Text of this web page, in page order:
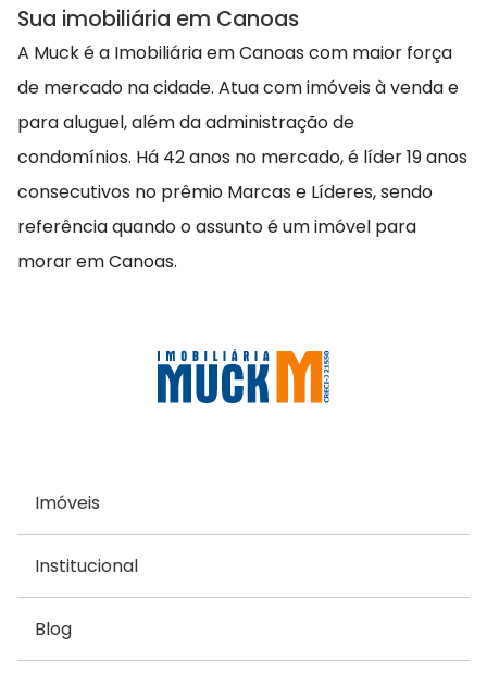
Sua imobiliária em Canoas
A Muck é a Imobiliária em Canoas com maior força
de mercado na cidade. Atua com imóveis à venda e
para aluguel, além da administração de
condomínios. Há 42 anos no mercado, é líder 19 anos
consecutivos no prêmio Marcas e Líderes, sendo
referência quando o assunto é um imóvel para
morar em Canoas.
Imóveis
Institucional
Blog